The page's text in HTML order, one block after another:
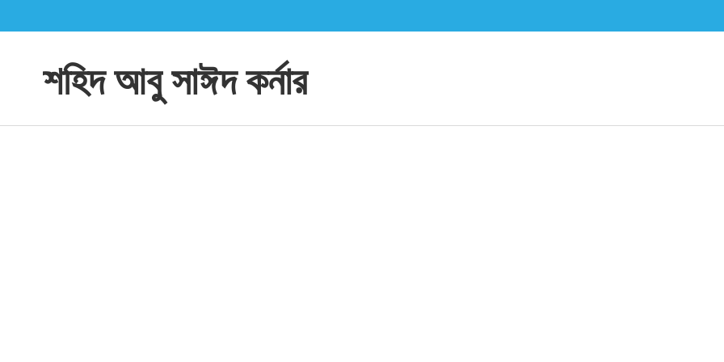
শহিদ আবু সাঈদ কর্নার